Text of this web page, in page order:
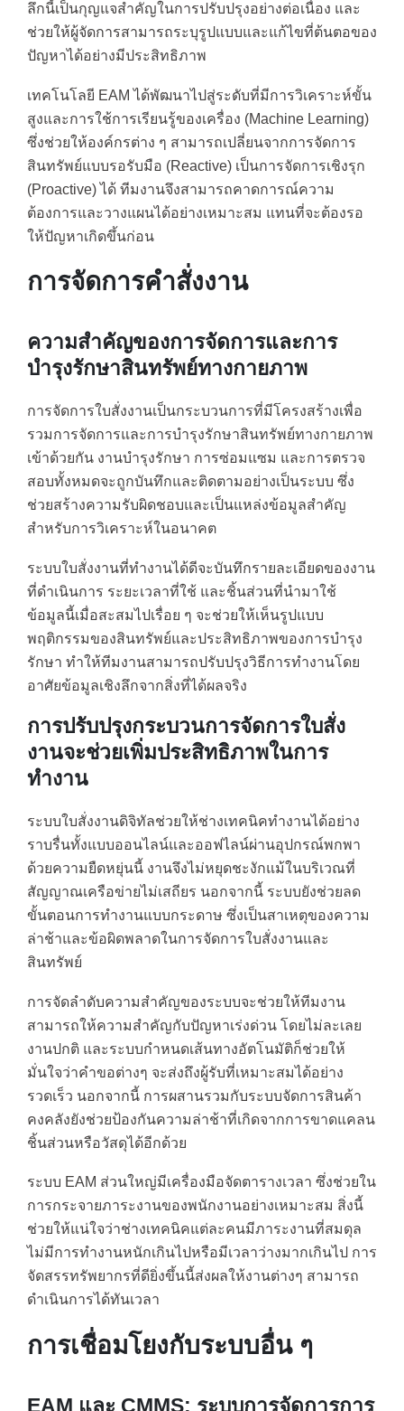
ลึกนี้เป็นกุญแจสำคัญในการปรับปรุงอย่างต่อเนื่อง และ
ช่วยให้ผู้จัดการสามารถระบุรูปแบบและแก้ไขที่ต้นตอของ
ปัญหาได้อย่างมีประสิทธิภาพ
เทคโนโลยี EAM ได้พัฒนาไปสู่ระดับที่มีการวิเคราะห์ขั้น
สูงและการใช้การเรียนรู้ของเครื่อง (Machine Learning)
ซึ่งช่วยให้องค์กรต่าง ๆ สามารถเปลี่ยนจากการจัดการ
สินทรัพย์แบบรอรับมือ (Reactive) เป็นการจัดการเชิงรุก
(Proactive) ได้ ทีมงานจึงสามารถคาดการณ์ความ
ต้องการและวางแผนได้อย่างเหมาะสม แทนที่จะต้องรอ
ให้ปัญหาเกิดขึ้นก่อน
การจัดการคำสั่งงาน
ความสำคัญของการจัดการและการ
บำรุงรักษาสินทรัพย์ทางกายภาพ
การจัดการใบสั่งงานเป็นกระบวนการที่มีโครงสร้างเพื่อ
รวมการจัดการและการบำรุงรักษาสินทรัพย์ทางกายภาพ
เข้าด้วยกัน งานบำรุงรักษา การซ่อมแซม และการตรวจ
สอบทั้งหมดจะถูกบันทึกและติดตามอย่างเป็นระบบ ซึ่ง
ช่วยสร้างความรับผิดชอบและเป็นแหล่งข้อมูลสำคัญ
สำหรับการวิเคราะห์ในอนาคต
ระบบใบสั่งงานที่ทำงานได้ดีจะบันทึกรายละเอียดของงาน
ที่ดำเนินการ ระยะเวลาที่ใช้ และชิ้นส่วนที่นำมาใช้
ข้อมูลนี้เมื่อสะสมไปเรื่อย ๆ จะช่วยให้เห็นรูปแบบ
พฤติกรรมของสินทรัพย์และประสิทธิภาพของการบำรุง
รักษา ทำให้ทีมงานสามารถปรับปรุงวิธีการทำงานโดย
อาศัยข้อมูลเชิงลึกจากสิ่งที่ได้ผลจริง
การปรับปรุงกระบวนการจัดการใบสั่ง
งานจะช่วยเพิ่มประสิทธิภาพในการ
ทำงาน
ระบบใบสั่งงานดิจิทัลช่วยให้ช่างเทคนิคทำงานได้อย่าง
ราบรื่นทั้งแบบออนไลน์และออฟไลน์ผ่านอุปกรณ์พกพา
ด้วยความยืดหยุ่นนี้ งานจึงไม่หยุดชะงักแม้ในบริเวณที่
สัญญาณเครือข่ายไม่เสถียร นอกจากนี้ ระบบยังช่วยลด
ขั้นตอนการทำงานแบบกระดาษ ซึ่งเป็นสาเหตุของความ
ล่าช้าและข้อผิดพลาดในการจัดการใบสั่งงานและ
สินทรัพย์
การจัดลำดับความสำคัญของระบบจะช่วยให้ทีมงาน
สามารถให้ความสำคัญกับปัญหาเร่งด่วน โดยไม่ละเลย
งานปกติ และระบบกำหนดเส้นทางอัตโนมัติก็ช่วยให้
มั่นใจว่าคำขอต่างๆ จะส่งถึงผู้รับที่เหมาะสมได้อย่าง
รวดเร็ว นอกจากนี้ การผสานรวมกับระบบจัดการสินค้า
คงคลังยังช่วยป้องกันความล่าช้าที่เกิดจากการขาดแคลน
ชิ้นส่วนหรือวัสดุได้อีกด้วย
ระบบ EAM ส่วนใหญ่มีเครื่องมือจัดตารางเวลา ซึ่งช่วยใน
การกระจายภาระงานของพนักงานอย่างเหมาะสม สิ่งนี้
ช่วยให้แน่ใจว่าช่างเทคนิคแต่ละคนมีภาระงานที่สมดุล
ไม่มีการทำงานหนักเกินไปหรือมีเวลาว่างมากเกินไป การ
จัดสรรทรัพยากรที่ดียิ่งขึ้นนี้ส่งผลให้งานต่างๆ สามารถ
ดำเนินการได้ทันเวลา
การเชื่อมโยงกับระบบอื่น ๆ
EAM และ CMMS: ระบบการจัดการการ